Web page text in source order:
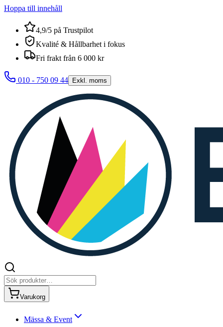
Hoppa till innehåll
4,9/5 på Trustpilot
Kvalité & Hållbarhet i fokus
Fri frakt från 6 000 kr
010 - 750 09 44 Exkl. moms
Varukorg
Mässa & Event